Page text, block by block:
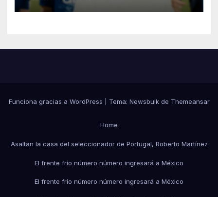
Funciona gracias a WordPress Tema: Newsbulkde Themeansar
Home
Asaltan la casa del seleccionador de Portugal, Roberto Martínez
El frente frío número número ingresará a México
El frente frío número número ingresará a México